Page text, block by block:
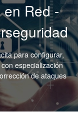
Red -
para configurar,
especialización
de ataques